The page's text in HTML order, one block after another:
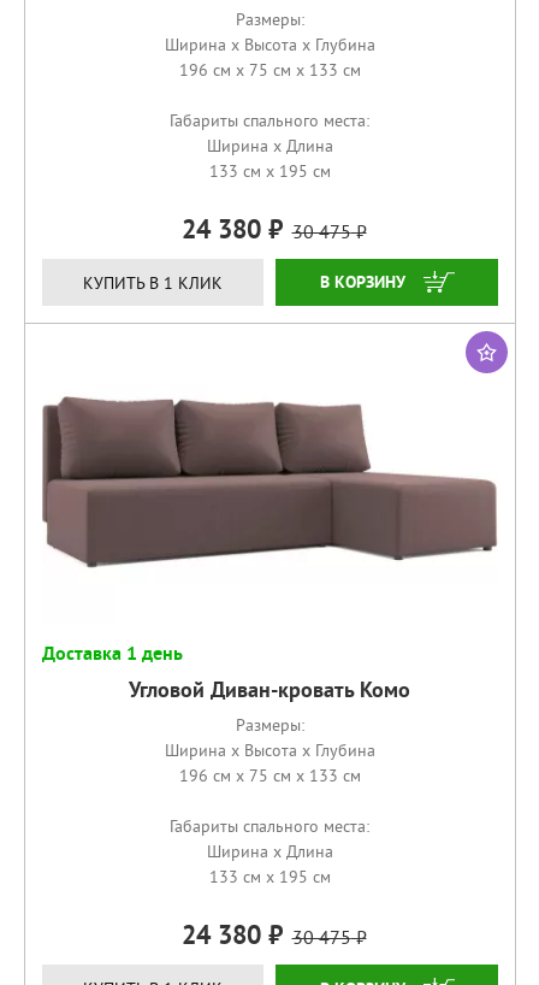
Размеры:
Ширина x Высота x Глубина
196 см x 75 см x 133 см
Габариты спального места:
Ширина x Длина
133 см x 195 см
24 380 30 475
КУПИТЬ В 1 КЛИК КУПИТЬ
Доставка 1 день
Угловой Диван-кровать Комо
Размеры:
Ширина x Высота x Глубина
196 см x 75 см x 133 см
Габариты спального места:
Ширина x Длина
133 см x 195 см
24 380 30 475